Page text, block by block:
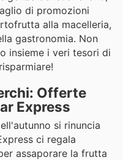
di promozioni
alla macelleria,
gastronomia. Non
insieme i veri tesori di
Offerte
Express
si rinuncia
ci regala
assaporare la frutta